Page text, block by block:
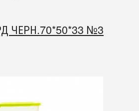
ЧЕРН.70*50*33 №3